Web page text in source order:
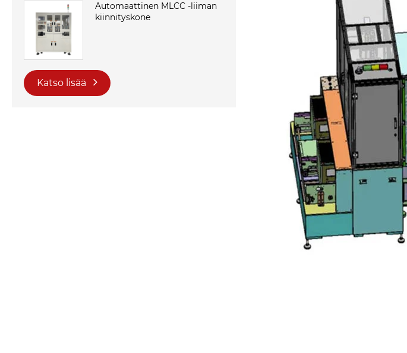
Automaattinen MLCC -liiman
kiinnityskone
Katso lisää